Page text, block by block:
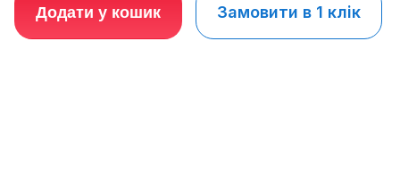
Додати у кошик Замовити в 1 клік